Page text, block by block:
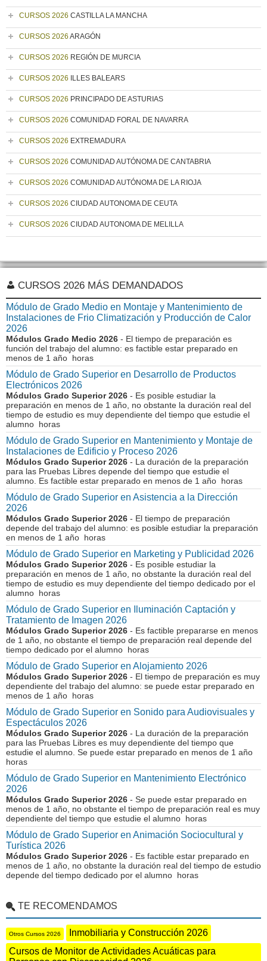
CURSOS 2026 CASTILLA LA MANCHA
CURSOS 2026 ARAGÓN
CURSOS 2026 REGIÓN DE MURCIA
CURSOS 2026 ILLES BALEARS
CURSOS 2026 PRINCIPADO DE ASTURIAS
CURSOS 2026 COMUNIDAD FORAL DE NAVARRA
CURSOS 2026 EXTREMADURA
CURSOS 2026 COMUNIDAD AUTÓNOMA DE CANTABRIA
CURSOS 2026 COMUNIDAD AUTÓNOMA DE LA RIOJA
CURSOS 2026 CIUDAD AUTONOMA DE CEUTA
CURSOS 2026 CIUDAD AUTONOMA DE MELILLA
CURSOS 2026 MÁS DEMANDADOS
Módulo de Grado Medio en Montaje y Mantenimiento de
Instalaciones de Frio Climatización y Producción de Calor
2026
Módulos Grado Medio 2026 - El tiempo de preparación es
función del trabajo del alumno: es factible estar preparado en
menos de 1 año horas
Módulo de Grado Superior en Desarrollo de Productos
Electrónicos 2026
Módulos Grado Superior 2026 - Es posible estudiar la
preparación en menos de 1 año, no obstante la duración real del
tiempo de estudio es muy dependiente del tiempo que estudie el
alumno horas
Módulo de Grado Superior en Mantenimiento y Montaje de
Instalaciones de Edificio y Proceso 2026
Módulos Grado Superior 2026 - La duración de la preparación
para las Pruebas Libres depende del tiempo que estudie el
alumno. Es factible estar preparado en menos de 1 año horas
Módulo de Grado Superior en Asistencia a la Dirección
2026
Módulos Grado Superior 2026 - El tiempo de preparación
depende del trabajo del alumno: es posible estudiar la preparación
en menos de 1 año horas
Módulo de Grado Superior en Marketing y Publicidad 2026
Módulos Grado Superior 2026 - Es posible estudiar la
preparación en menos de 1 año, no obstante la duración real del
tiempo de estudio es muy dependiente del tiempo dedicado por el
alumno horas
Módulo de Grado Superior en Iluminación Captación y
Tratamiento de Imagen 2026
Módulos Grado Superior 2026 - Es factible prepararse en menos
de 1 año, no obstante el tiempo de preparación real depende del
tiempo dedicado por el alumno horas
Módulo de Grado Superior en Alojamiento 2026
Módulos Grado Superior 2026 - El tiempo de preparación es muy
dependiente del trabajo del alumno: se puede estar preparado en
menos de 1 año horas
Módulo de Grado Superior en Sonido para Audiovisuales y
Espectáculos 2026
Módulos Grado Superior 2026 - La duración de la preparación
para las Pruebas Libres es muy dependiente del tiempo que
estudie el alumno. Se puede estar preparado en menos de 1 año
horas
Módulo de Grado Superior en Mantenimiento Electrónico
2026
Módulos Grado Superior 2026 - Se puede estar preparado en
menos de 1 año, no obstante el tiempo de preparación real es muy
dependiente del tiempo que estudie el alumno horas
Módulo de Grado Superior en Animación Sociocultural y
Turística 2026
Módulos Grado Superior 2026 - Es factible estar preparado en
menos de 1 año, no obstante la duración real del tiempo de estudio
depende del tiempo dedicado por el alumno horas
TE RECOMENDAMOS
Otros Cursos 2026
Inmobiliaria y Construcción 2026
Cursos de Monitor de Actividades Acuáticas para